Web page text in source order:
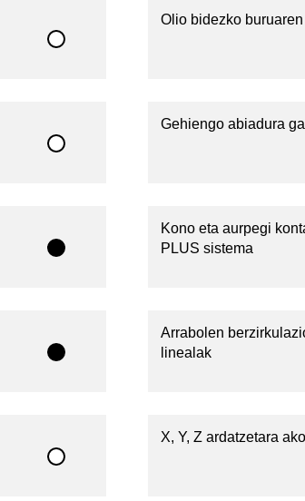
Olio bidezko
Gehiengo abiadura
Kono eta aurpegi
PLUS sistema
Arrabolen
linealak
X, Y, Z ardatzetara